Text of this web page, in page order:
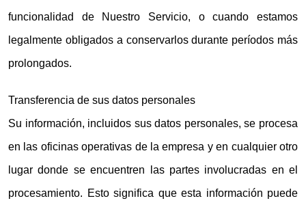
funcionalidad de Nuestro Servicio, o cuando estamos
legalmente obligados a conservarlos durante períodos más
prolongados.
Transferencia de sus datos personales
Su información, incluidos sus datos personales, se procesa
en las oficinas operativas de la empresa y en cualquier otro
lugar donde se encuentren las partes involucradas en el
procesamiento. Esto significa que esta información puede